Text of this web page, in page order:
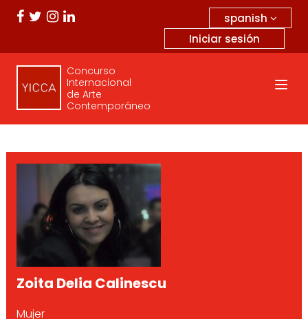
spanish
Iniciar sesión
Concurso
Internacional
de Arte
Contemporáneo
Zoita Delia Calinescu
Mujer